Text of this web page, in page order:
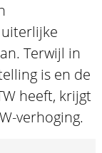
Terwijl in
is en de
heeft, krijgt
verhoging.